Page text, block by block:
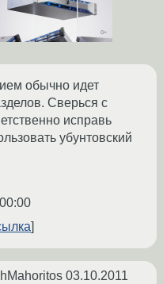
обычно идет
Сверься с
исправь
убунтовский
03.10.2011